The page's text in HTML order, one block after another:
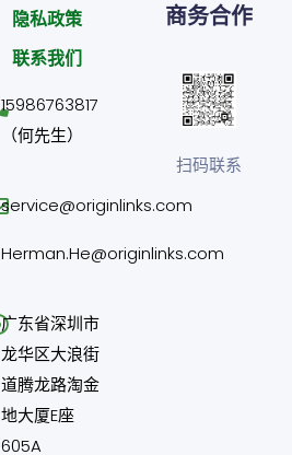
隐私政策
联系我们
15986763817
（何先生）
service@originlinks.com
Herman.He@originlinks.com
广东省深圳市
龙华区大浪街
道腾龙路淘金
地大厦E座
605A
商务合作
扫码联系